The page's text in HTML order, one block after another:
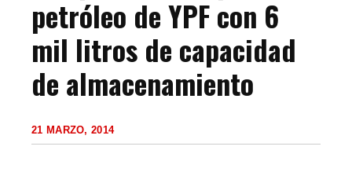
petróleo de YPF con 6
mil litros de capacidad
de almacenamiento
21 MARZO, 2014